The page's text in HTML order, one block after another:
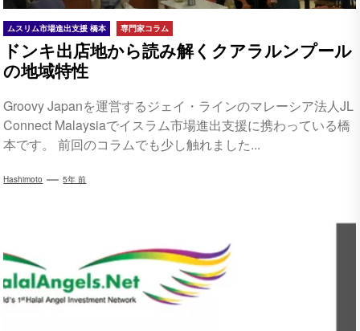
ムスリム市場進出支援 橋本 専門家コラム
ドンキ出店地から読み解くクアラルンプール
の地域特性
Groovy Japanを運営するジェイ・ラインのマレーシア法人JL
Connect Malaysiaでイスラム市場進出支援に携わっている橋
本です。 前回のコラムでも少し触れました...
Hashimoto 5年 前